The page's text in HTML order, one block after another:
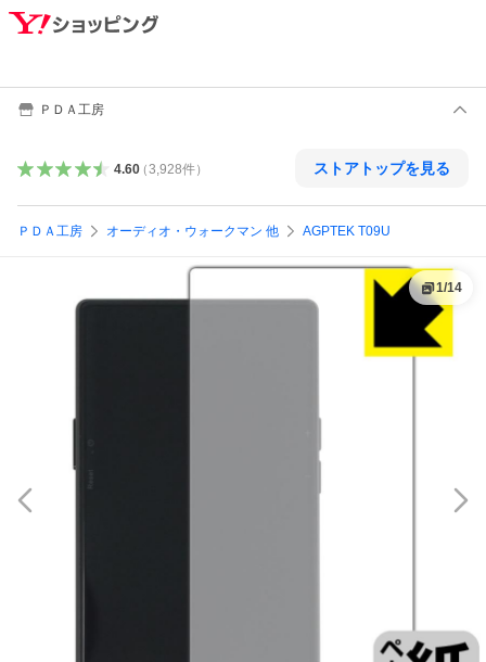
ＰＤＡ工房
4.60（3,928件） ストアトップを見る
ＰＤＡ工房 オーディオ・ウォークマン 他 AGPTEK T09U
1/14